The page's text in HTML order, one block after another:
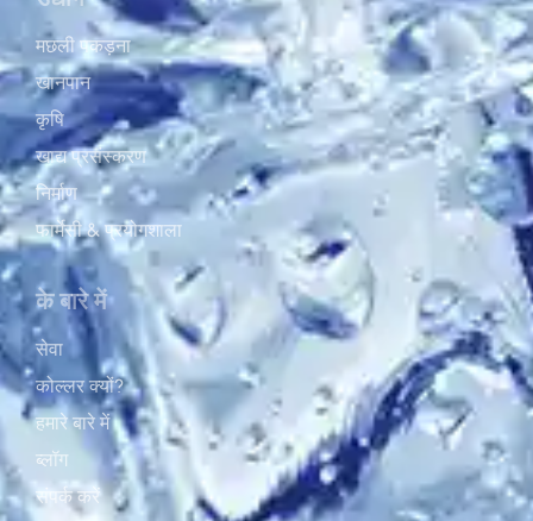
मछली पकड़ना
खानपान
कृषि
खाद्य प्रसंस्करण
निर्माण
फार्मेसी & प्रयोगशाला
के बारे में
सेवा
कोल्लर क्यों?
हमारे बारे में
ब्लॉग
संपर्क करें